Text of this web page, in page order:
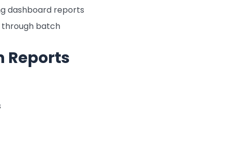
dashboard reports
batch
Reports